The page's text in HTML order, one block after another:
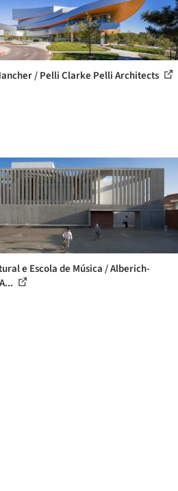
/ Pelli Clarke Pelli Architects
e Escola de Música / Alberich-